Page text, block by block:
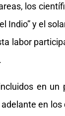
los
Indio” y el
labor
en
en